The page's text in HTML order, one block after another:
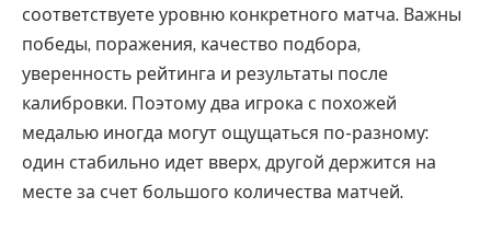
соответствуете уровню конкретного матча. Важны
победы, поражения, качество подбора,
уверенность рейтинга и результаты после
калибровки. Поэтому два игрока с похожей
медалью иногда могут ощущаться по-разному:
один стабильно идет вверх, другой держится на
месте за счет большого количества матчей.